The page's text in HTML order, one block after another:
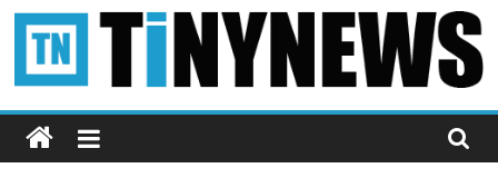
Passer
contenu
Tinynews
Le